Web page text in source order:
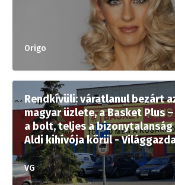
Origo
Rendkívüli: váratlanul bezárt
magyar üzlete, a Basket Plus
a bolt, teljes a bizonytalanság
Aldi kihívója körül -
VG